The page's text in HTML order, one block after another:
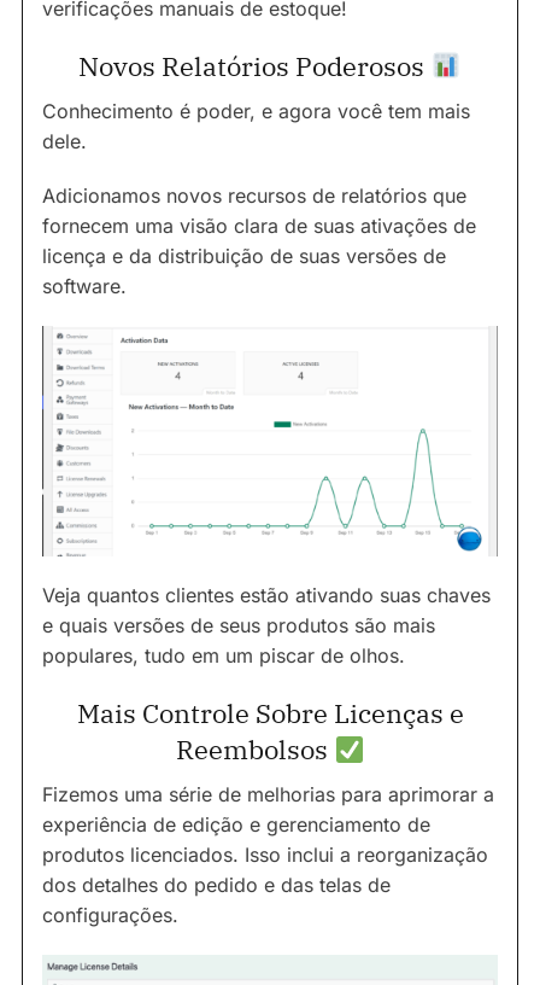
verificações manuais de estoque!
Novos Relatórios Poderosos
Conhecimento é poder, e agora você tem mais
dele.
Adicionamos novos recursos de relatórios que
fornecem uma visão clara de suas ativações de
licença e da distribuição de suas versões de
software.
Veja quantos clientes estão ativando suas chaves
e quais versões de seus produtos são mais
populares, tudo em um piscar de olhos.
Mais Controle Sobre Licenças e
Reembolsos
Fizemos uma série de melhorias para aprimorar a
experiência de edição e gerenciamento de
produtos licenciados. Isso inclui a reorganização
dos detalhes do pedido e das telas de
configurações.